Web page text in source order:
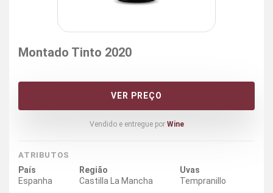
Montado Tinto 2020
VER PREÇO
Vendido e entregue por Wine
ATRIBUTOS
País
Espanha
Região
Castilla La Mancha
Uvas
Tempranillo